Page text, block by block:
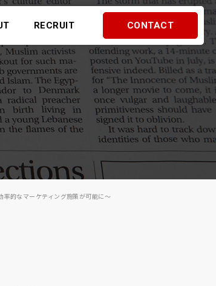
RECRUIT CONTACT
率的なマーケティング施策が可能に～